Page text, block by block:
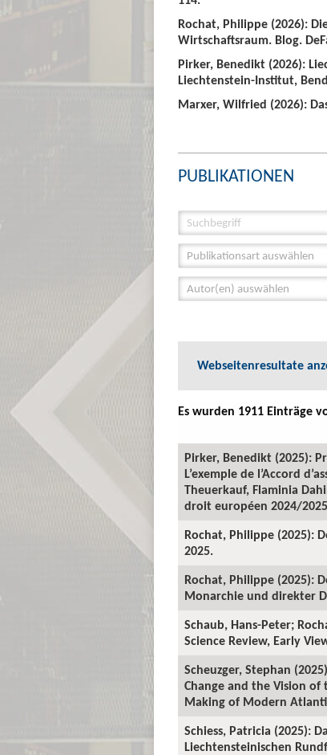
Rochat, Philippe (2026):
Wirtschaftsraum. Blog.
Pirker, Benedikt (2026):
Liechtenstein-Institut,
Marxer, Wilfried (2026):
PUBLIKATIONEN
Publikationsart auswählen
Autor(en) auswählen
Webseitenresultate
Es wurden 1911 Einträge
Pirker, Benedikt (2025):
L’exemple de l’Accord
Theuerkauf, Flaminia
droit européen 2024/
Rochat, Philippe (2025):
2025.
Rochat, Philippe (2025):
Monarchie und direkter
Schaub, Hans-Peter;
Science Review, Early
Scheuzger, Stephan
Change and the Vision of
Making of Modern
Schiess, Patricia (2025):
Liechtensteinischen